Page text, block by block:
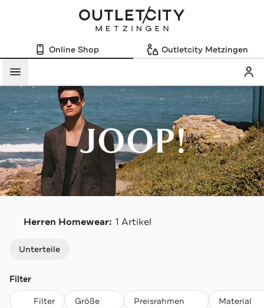
Online Shop Outletcity Metzingen
Menü
Herren Homewear: 1 Artikel
Unterteile
Filter
Filter Größe Preisrahmen Material